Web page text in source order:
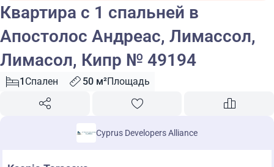
Квартира с 1 спальней в
Апостолос Андреас, Лимассол,
Лимасол, Кипр № 49194
1 Спален 50 м²Площадь
Cyprus Developers Alliance